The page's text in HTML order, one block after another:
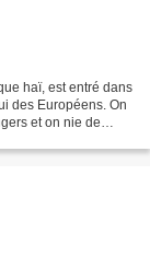
haï, est entré dans
des Européens. On
et on nie de